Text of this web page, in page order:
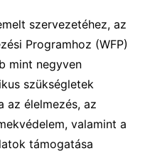
szervezetéhez, az
Programhoz (WFP)
mint negyven
szükségletek
az élelmezés, az
valamint a
támogatása